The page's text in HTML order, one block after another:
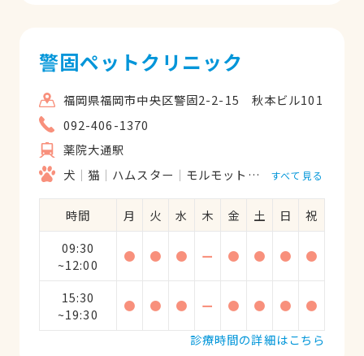
警固ペットクリニック
福岡県福岡市中央区警固2-2-15 秋本ビル101
092-406-1370
薬院大通駅
犬
猫 ハムスター モルモット フェレット
すべて見る
時間 月 火 水 木 金 土 日
祝
09:30
~12:00
● ● ● ー ● ● ● ●
15:30
~19:30
● ● ● ー ● ● ●
●
診療時間の詳細はこちら